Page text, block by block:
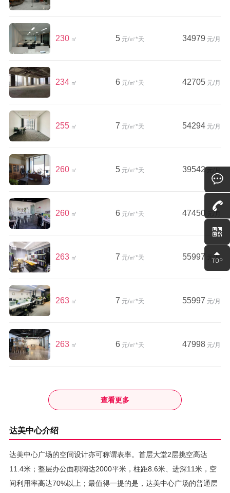
230 ㎡ 5 元/㎡*天 34979 元/月
234 ㎡ 6 元/㎡*天 42705 元/月
255 ㎡ 7 元/㎡*天 54294 元/月
260 ㎡ 5 元/㎡*天 39542
260 ㎡ 6 元/㎡*天 47450 元/月
263 ㎡ 7 元/㎡*天 55997 元/月
263 ㎡ 7 元/㎡*天 55997 元/月
263 ㎡ 6 元/㎡*天 47998 元/月
查看更多
达美中心介绍
达美中心广场的空间设计亦可称谓表率。首层大堂2层挑空高达
11.4米；整层办公面积阔达2000平米，柱距8.6米、进深11米，空
间利用率高达70%以上；最值得一提的是，达美中心广场的普通层